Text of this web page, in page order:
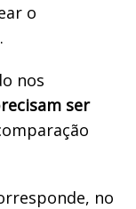
o
nos
ser
no